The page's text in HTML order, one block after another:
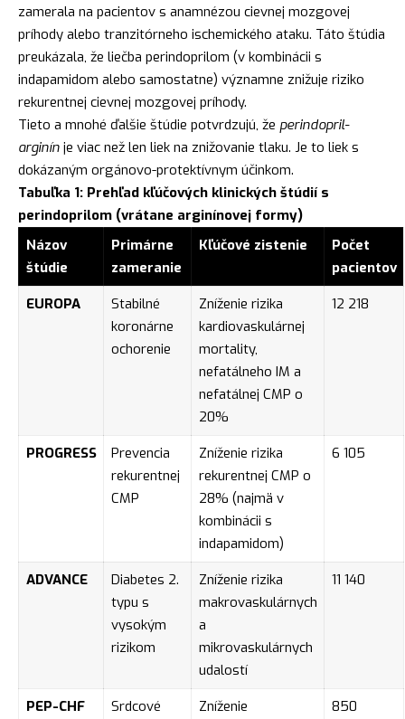
zamerala na pacientov s anamnézou cievnej mozgovej
príhody alebo tranzitórneho ischemického ataku. Táto štúdia
preukázala, že liečba perindoprilom (v kombinácii s
indapamidom alebo samostatne) významne znižuje riziko
rekurentnej cievnej mozgovej príhody.
Tieto a mnohé ďalšie štúdie potvrdzujú, že perindopril-
arginín je viac než len liek na znižovanie tlaku. Je to liek s
dokázaným orgánovo-protektívnym účinkom.
Tabuľka 1: Prehľad kľúčových klinických štúdií s
perindoprilom (vrátane arginínovej formy)
Názov
štúdie
Primárne
zameranie
Kľúčové zistenie
Počet
pacientov
EUROPA
Stabilné
koronárne
ochorenie
Zníženie rizika
kardiovaskulárnej
mortality,
nefatálneho IM a
nefatálnej CMP o
20%
12 218
PROGRESS
Prevencia
rekurentnej
CMP
Zníženie rizika
rekurentnej CMP o
28% (najmä v
kombinácii s
indapamidom)
6 105
ADVANCE
Diabetes 2.
typu s
vysokým
rizikom
Zníženie rizika
makrovaskulárnych
a
mikrovaskulárnych
udalostí
11 140
PEP-CHF
Srdcové
Zníženie
850